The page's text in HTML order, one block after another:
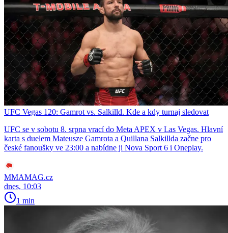
UFC Vegas 120: Gamrot vs. Salkilld. Kde a kdy turnaj sledovat
UFC se v sobotu 8. srpna vrací do Meta APEX v Las Vegas. Hlavní
karta s duelem Mateusze Gamrota a Quillana Salkillda začne pro
české fanoušky ve 23:00 a nabídne ji Nova Sport 6 i Oneplay.
MMAMAG.cz
dnes, 10:03
1 min